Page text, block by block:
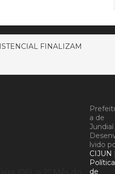
FINALIZAM
a de
Jundiaí
lvido
CIJUN
Política
de